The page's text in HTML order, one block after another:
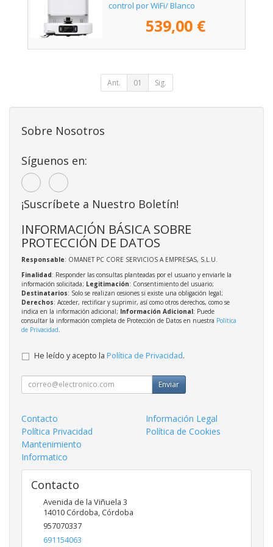
control por WiFi/ Blanco
539,00 €
Ant. 01 Sig.
Sobre Nosotros
Síguenos en:
¡Suscríbete a Nuestro Boletín!
INFORMACIÓN BÁSICA SOBRE
PROTECCIÓN DE DATOS
Responsable: OMANET PC CORE SERVICIOS A EMPRESAS, S.L.U.
Finalidad: Responder las consultas planteadas por el usuario y enviarle la
información solicitada; Legitimación: Consentimiento del usuario;
Destinatarios: Solo se realizan cesiones si existe una obligación legal;
Derechos: Acceder, rectificar y suprimir, así como otros derechos, como se
indica en la información adicional; Información Adicional: Puede
consultar la información completa de Protección de Datos en nuestra Política
de Privacidad
He leído y acepto la Política de Privacidad.
Enviar
Contacto
Información Legal
Política Privacidad
Política de Cookies
Mantenimiento
Informatico
Contacto
Avenida de la Viñuela 3
14010 Córdoba, Córdoba
957070337
691154063